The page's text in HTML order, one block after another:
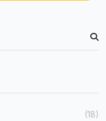
(18)